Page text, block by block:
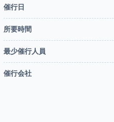
催行日
所要時間
最少催行人員
催行会社